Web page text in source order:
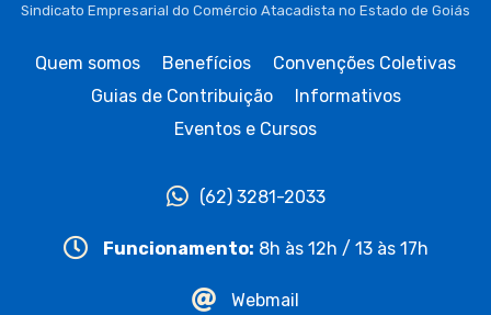
Sindicato Empresarial do Comércio Atacadista no Estado de Goiás
Quem somos Benefícios
Convenções Coletivas
Guias de Contribuição
Informativos
Eventos e Cursos
(62) 3281-2033
Funcionamento: 8h às 12h / 13 às 17h
Webmail